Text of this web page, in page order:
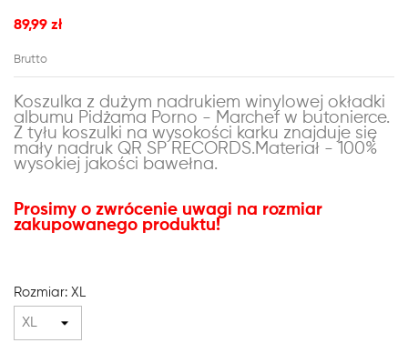
89,99 zł
Brutto
Koszulka z dużym nadrukiem winylowej okładki
albumu Pidżama Porno - Marchef w butonierce.
Z tyłu koszulki na wysokości karku znajduje się
mały nadruk QR SP RECORDS. Materiał - 100%
wysokiej jakości bawełna.
Prosimy o zwrócenie uwagi na rozmiar
zakupowanego produktu!
Rozmiar: XL